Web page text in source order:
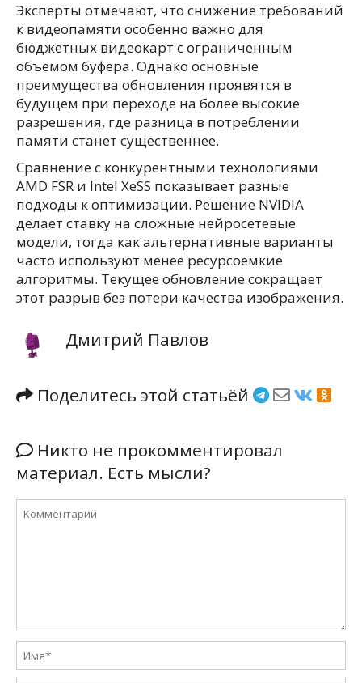
Эксперты отмечают, что снижение требований
к видеопамяти особенно важно для
бюджетных видеокарт с ограниченным
объемом буфера. Однако основные
преимущества обновления проявятся в
будущем при переходе на более высокие
разрешения, где разница в потреблении
памяти станет существеннее.
Сравнение с конкурентными технологиями
AMD FSR и Intel XeSS показывает разные
подходы к оптимизации. Решение NVIDIA
делает ставку на сложные нейросетевые
модели, тогда как альтернативные варианты
часто используют менее ресурсоемкие
алгоритмы. Текущее обновление сокращает
этот разрыв без потери качества изображения.
Дмитрий Павлов
Поделитесь этой статьёй
Никто не прокомментировал
материал. Есть мысли?